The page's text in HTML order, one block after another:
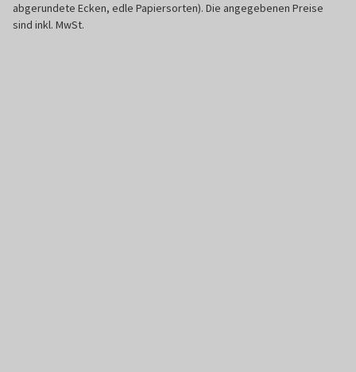
abgerundete Ecken, edle Papiersorten). Die angegebenen Preise
sind inkl. MwSt.